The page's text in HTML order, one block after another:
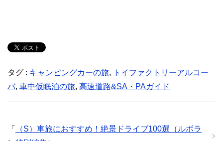
タグ : キャンピングカーの旅,
トイファクトリーアルコー
バ, 車中仮眠泊の旅, 高速道路&SA・PAガイド
「
（S）車旅におすすめ！絶景ドライブ100選（ルボラ